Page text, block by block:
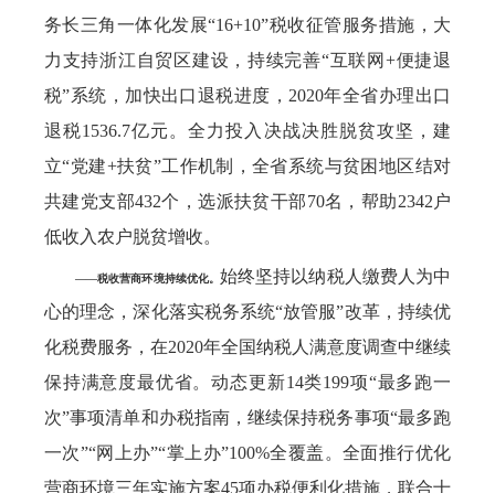
务长三角一体化发展“16+10”税收征管服务措施，大
力支持浙江自贸区建设，持续完善“互联网+便捷退
税”系统，加快出口退税进度，2020年全省办理出口
退税1536.7亿元。全力投入决战决胜脱贫攻坚，建
立“党建+扶贫”工作机制，全省系统与贫困地区结对
共建党支部432个，选派扶贫干部70名，帮助2342户
低收入农户脱贫增收。
——税收营商环境持续优化。 始终坚持以纳税人缴费人为中
心的理念，深化落实税务系统“放管服”改革，持续优
化税费服务，在2020年全国纳税人满意度调查中继续
保持满意度最优省。动态更新14类199项“最多跑一
次”事项清单和办税指南，继续保持税务事项“最多跑
一次”“网上办”“掌上办”100%全覆盖。全面推行优化
营商环境三年实施方案45项办税便利化措施，联合十